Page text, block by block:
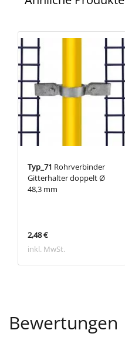
Typ_71 Rohrverbinder
Gitterhalter doppelt Ø
48,3 mm
2,48 €
inkl. MwSt.
Bewertungen